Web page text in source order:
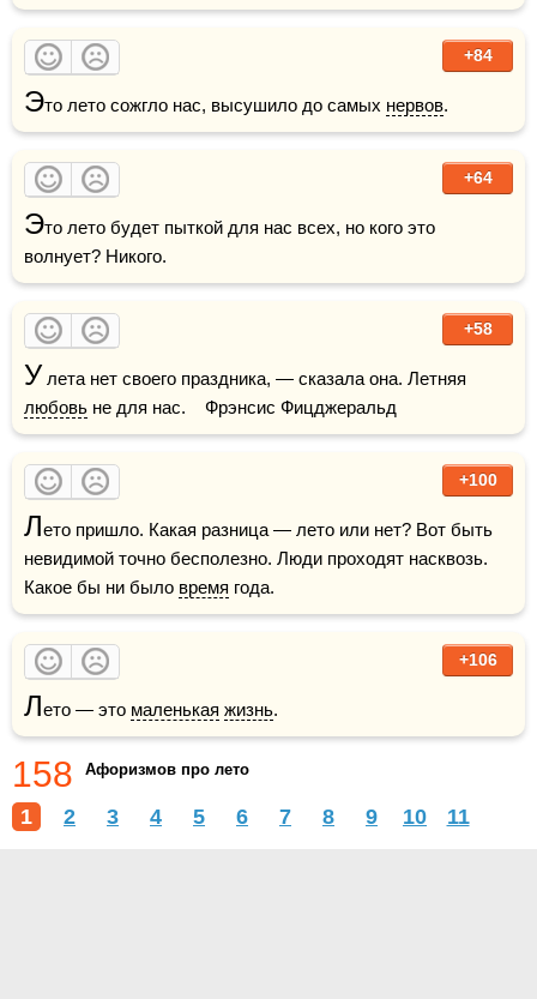
+84
Это лето сожгло нас, высушило до самых нервов.
+64
Это лето будет пыткой для нас всех, но кого это
волнует? Никого.
+58
У
любовь не для нас.    Фрэнсис Фицджеральд
+100
Лето пришло. Какая разница — лето или нет? Вот быть
невидимой точно бесполезно. Люди проходят насквозь.
Какое бы ни было время года.
+106
Лето — это маленькая жизнь.
158 Афоризмов про лето
1 2 3 4 5 6 7 8 9 10 11